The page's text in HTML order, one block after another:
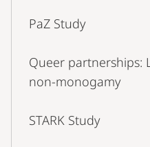
PaZ Study
Queer partnerships:
non-monogamy
STARK Study